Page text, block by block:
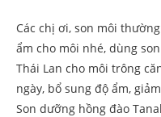
Các chị ơi, son môi
ẩm cho môi nhé, dùng
Thái Lan cho môi trông
ngày, bổ sung độ ẩm,
Son dưỡng hồng đào